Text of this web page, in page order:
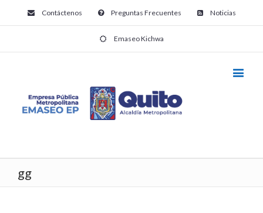
Contáctenos Preguntas Frecuentes Noticias
Emaseo Kichwa
gg